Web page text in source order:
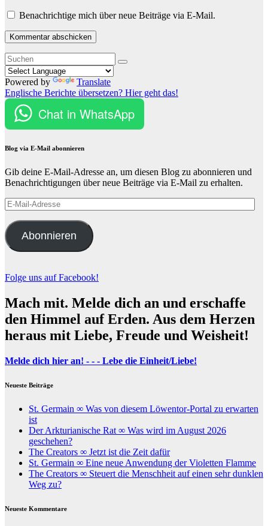
Benachrichtige mich über neue Beiträge via E-Mail.
Powered by
Translate
Englische Berichte übersetzen? Hier geht das!
Chat in WhatsApp
Blog via E-Mail abonnieren
Gib deine E-Mail-Adresse an, um diesen Blog zu abonnieren und
Benachrichtigungen über neue Beiträge via E-Mail zu erhalten.
E-
Mail-
Adresse
Abonnieren
Folge uns auf Facebook!
Mach mit. Melde dich an und erschaffe
den Himmel auf Erden. Aus dem Herzen
heraus mit Liebe, Freude und Weisheit!
Melde dich hier an! - - - Lebe die Einheit/Liebe!
Neueste Beiträge
St. Germain ∞ Was von diesem Löwentor-Portal zu erwarten
ist
Der Arkturianische Rat ∞ Was wird im August 2026
geschehen?
The Creators ∞ Jetzt ist die Zeit dafür
St. Germain ∞ Eine neue Anwendung der Violetten Flamme
The Creators ∞ Steuert die Menschheit auf einen sehr dunklen
Weg zu?
Neueste Kommentare